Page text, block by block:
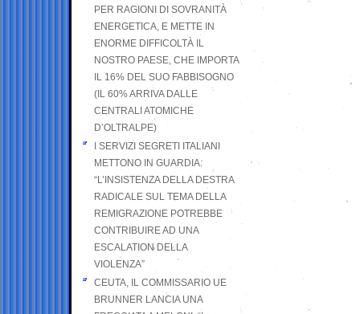
PER RAGIONI DI SOVRANITÀ
ENERGETICA, E METTE IN
ENORME DIFFICOLTÀ IL
NOSTRO PAESE, CHE IMPORTA
IL 16% DEL SUO FABBISOGNO
(IL 60% ARRIVA DALLE
CENTRALI ATOMICHE
D’OLTRALPE)
I SERVIZI SEGRETI ITALIANI
METTONO IN GUARDIA:
“L’INSISTENZA DELLA DESTRA
RADICALE SUL TEMA DELLA
REMIGRAZIONE POTREBBE
CONTRIBUIRE AD UNA
ESCALATION DELLA
VIOLENZA”
CEUTA, IL COMMISSARIO UE
BRUNNER LANCIA UNA